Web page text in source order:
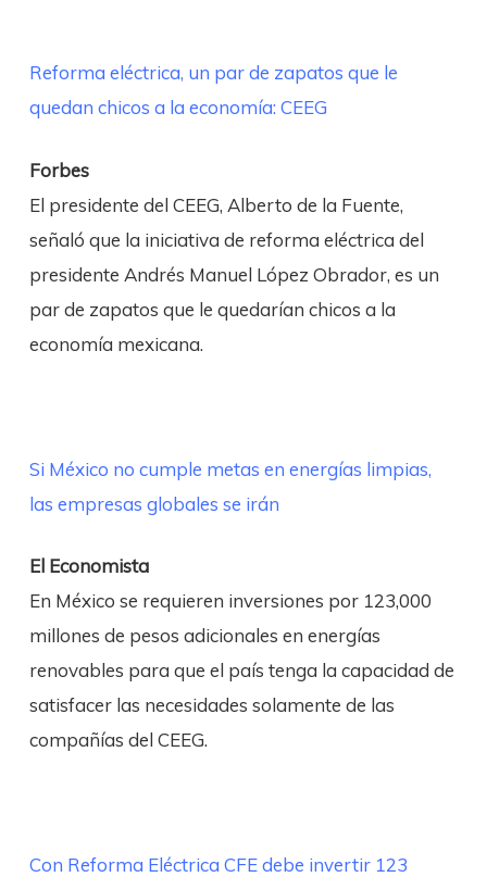
Reforma eléctrica, un par de zapatos que le
quedan chicos a la economía: CEEG
Forbes
El presidente del CEEG, Alberto de la Fuente,
señaló que la iniciativa de reforma eléctrica del
presidente Andrés Manuel López Obrador, es un
par de zapatos que le quedarían chicos a la
economía mexicana.
Si México no cumple metas en energías limpias,
las empresas globales se irán
El Economista
En México se requieren inversiones por 123,000
millones de pesos adicionales en energías
renovables para que el país tenga la capacidad de
satisfacer las necesidades solamente de las
compañías del CEEG.
Con Reforma Eléctrica CFE debe invertir 123